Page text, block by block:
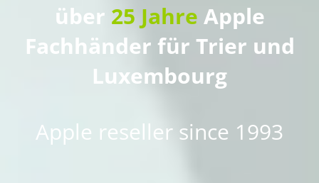
über 25 Jahre Apple
Fachhänder für Trier und
Luxembourg
Apple reseller since 1993